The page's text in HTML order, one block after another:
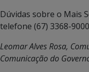
Dúvidas sobre o Mais
telefone (67) 3368-
Leomar Alves Rosa,
Comunicação do